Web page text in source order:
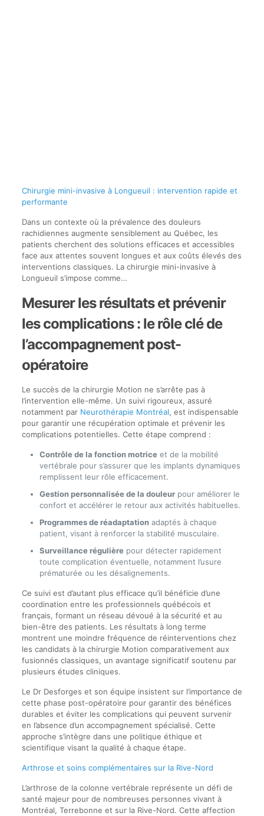
Chirurgie mini-invasive à Longueuil : intervention rapide et
performante
Dans un contexte où la prévalence des douleurs
rachidiennes augmente sensiblement au Québec, les
patients cherchent des solutions efficaces et accessibles
face aux attentes souvent longues et aux coûts élevés des
interventions classiques. La chirurgie mini-invasive à
Longueuil s’impose comme…
Mesurer les résultats et prévenir
les complications : le rôle clé de
l’accompagnement post-
opératoire
Le succès de la chirurgie Motion ne s’arrête pas à
l’intervention elle-même. Un suivi rigoureux, assuré
notamment par Neurothérapie Montréal, est indispensable
pour garantir une récupération optimale et prévenir les
complications potentielles. Cette étape comprend :
Contrôle de la fonction motriceet de la mobilité
vertébrale pour s’assurer que les implants dynamiques
remplissent leur rôle efficacement.
Gestion personnalisée de la douleurpour améliorer le
confort et accélérer le retour aux activités habituelles.
Programmes de réadaptationadaptés à chaque
patient, visant à renforcer la stabilité musculaire.
Surveillance régulièrepour détecter rapidement
toute complication éventuelle, notamment l’usure
prématurée ou les désalignements.
Ce suivi est d’autant plus efficace qu’il bénéficie d’une
coordination entre les professionnels québécois et
français, formant un réseau dévoué à la sécurité et au
bien-être des patients. Les résultats à long terme
montrent une moindre fréquence de réinterventions chez
les candidats à la chirurgie Motion comparativement aux
fusionnés classiques, un avantage significatif soutenu par
plusieurs études cliniques.
Le Dr Desforges et son équipe insistent sur l’importance de
cette phase post-opératoire pour garantir des bénéfices
durables et éviter les complications qui peuvent survenir
en l’absence d’un accompagnement spécialisé. Cette
approche s’intègre dans une politique éthique et
scientifique visant la qualité à chaque étape.
Arthrose et soins complémentaires sur la Rive-Nord
L’arthrose de la colonne vertébrale représente un défi de
santé majeur pour de nombreuses personnes vivant à
Montréal, Terrebonne et sur la Rive-Nord. Cette affection